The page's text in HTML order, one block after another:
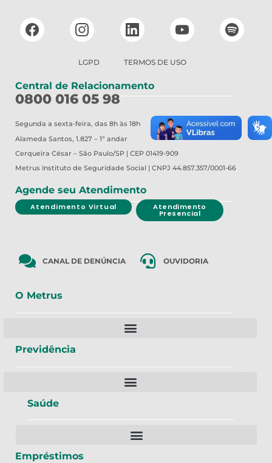
LGPD TERMOS DE USO
Central de Relacionamento
0800 016 05 98
Segunda a sexta-feira, das 8h às 18h
Alameda Santos, 1.827 – 1º andar
Cerqueira César – São Paulo/SP | CEP 01419-909
Metrus Instituto de Seguridade Social | CNPJ 44.857.357/0001-66
Agende seu Atendimento
Atendimento Virtual Atendimento
Presencial
CANAL DE DENÚNCIA OUVIDORIA
O Metrus
Previdência
Saúde
Empréstimos